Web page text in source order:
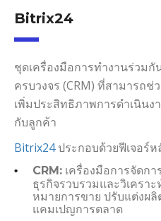
Bitrix24
ชุดเครื่องมือการทำงานร่วม
ครบวงจร (CRM) ที่สามารถ
เพิ่มประสิทธิภาพการดำเนิน
กับลูกค้า
Bitrix24ประกอบด้วยฟีเจอร์ห
CRM: เครื่องมือการจัดก
ธุรกิจรวบรวมและวิเครา
หมายการขาย ปรับแต่งผ
แคมเปญการตลาด